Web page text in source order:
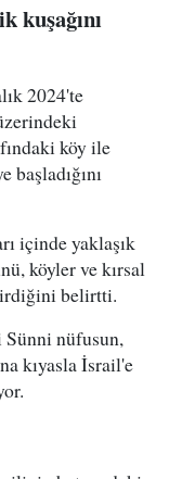
kuşağını
2024'te
köy ile
başladığını
içinde yaklaşık
köyler ve kırsal
belirtti.
nüfusun,
kıyasla İsrail'e